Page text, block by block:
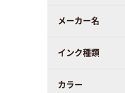
アスクル商品環境
スコア
メーカー名
インク種類
カラー